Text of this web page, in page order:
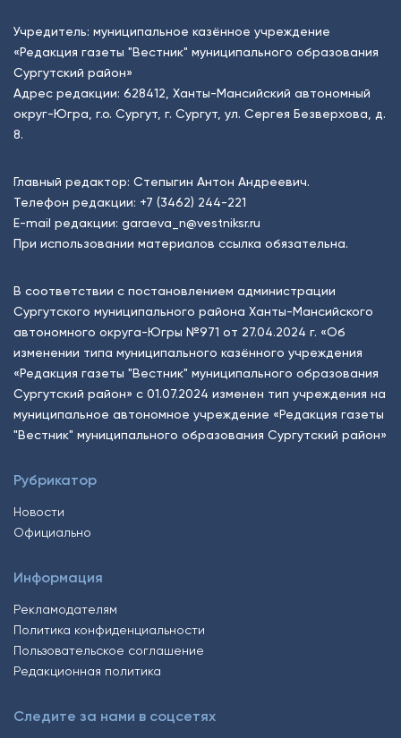
Учредитель: муниципальное казённое учреждение
«Редакция газеты "Вестник" муниципального образования
Сургутский район»
Адрес редакции: 628412, Ханты-Мансийский автономный
округ-Югра, г.о. Сургут, г. Сургут, ул. Сергея Безверхова, д.
8.
Главный редактор: Степыгин Антон Андреевич.
Телефон редакции: +7 (3462) 244-221
E-mail редакции: garaeva_n@vestniksr.ru
При использовании материалов ссылка обязательна.
В соответствии с постановлением администрации
Сургутского муниципального района Ханты-Мансийского
автономного округа-Югры №971 от 27.04.2024 г. «Об
изменении типа муниципального казённого учреждения
«Редакция газеты "Вестник" муниципального образования
Сургутский район» с 01.07.2024 изменен тип учреждения на
муниципальное автономное учреждение «Редакция газеты
"Вестник" муниципального образования Сургутский район»
Рубрикатор
Новости
Официально
Информация
Рекламодателям
Политика конфиденциальности
Пользовательское соглашение
Редакционная политика
Следите за нами в соцсетях